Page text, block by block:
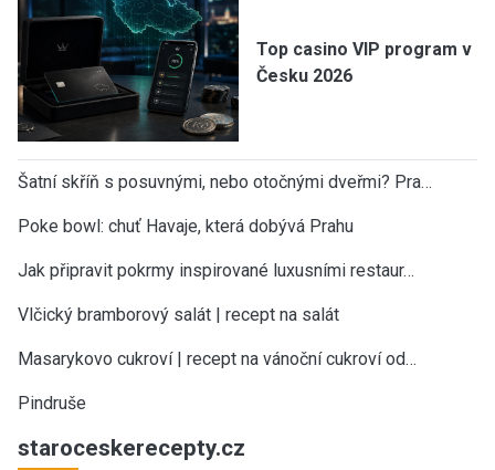
Top casino VIP program v
Česku 2026
Šatní skříň s posuvnými, nebo otočnými dveřmi? Pra…
Poke bowl: chuť Havaje, která dobývá Prahu
Jak připravit pokrmy inspirované luxusními restaur…
Vlčický bramborový salát | recept na salát
Masarykovo cukroví | recept na vánoční cukroví od…
Pindruše
staroceskerecepty.cz